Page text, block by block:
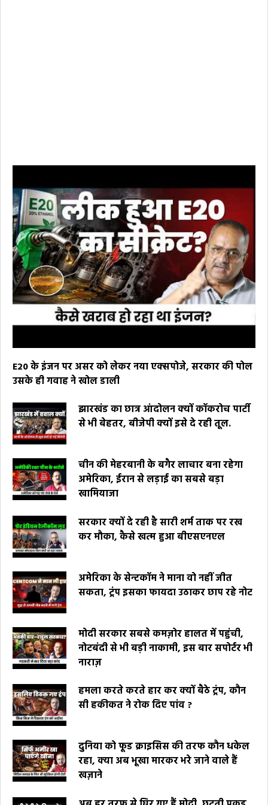
E20 के इंजन पर असर को लेकर नया एक्सपोजे, सरकार की पोल
उसके ही गवाह ने खोल डाली
झारखंड का छात्र आंदोलन क्यों कॉकरोच पार्टी
से भी बेहतर, बीजेपी क्यों इसे दे रही तूल.
चीन की मेहरबानी के बगैर लाचार बना रहेगा
अमेरिका, ईरान से लड़ाई का सबसे बड़ा
खामियाजा
सरकार क्यों दे रही है सारी शर्म ताक पर रख
कर मौका, कैसे खत्म हुआ बीएसएनएल
अमेरिका के सेन्टकॉम ने माना वो नहीं जीत
सकता, ट्रंप इसका फायदा उठाकर छाप रहे नोट
मोदी सरकार सबसे कमज़ोर हालत में पहुंची,
नोटबंदी से भी बड़ी नाकामी, इस बार सपोर्टर भी
नाराज़
हमला करते करते हार कर क्यों बैठे ट्रंप, कौन
सी हकीकत ने रोक दिए पांव ?
दुनिया को फूड क्राइसिस की तरफ कौन धकेल
रहा, क्या अब भूखा मारकर भरे जाने वाले हैं
खज़ाने